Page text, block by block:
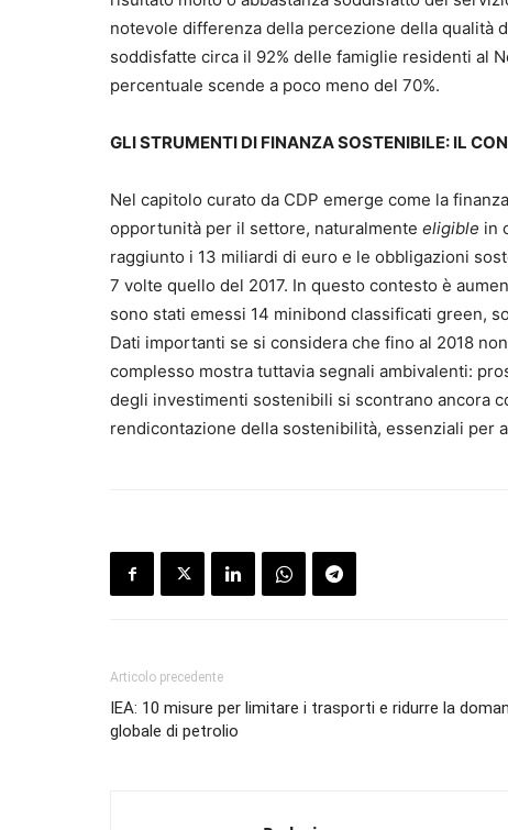
notevole differenza della percezione della qualità
soddisfatte circa il 92% delle famiglie residenti al
percentuale scende a poco meno del 70%.
GLI STRUMENTI DI FINANZA SOSTENIBILE: IL
Nel capitolo curato da CDP emerge come la
opportunità per il settore, naturalmente eligible in
raggiunto i 13 miliardi di euro e le obbligazioni
7 volte quello del 2017. In questo contesto è
sono stati emessi 14 minibond classificati green,
Dati importanti se si considera che fino al 2018
complesso mostra tuttavia segnali ambivalenti:
degli investimenti sostenibili si scontrano ancora
rendicontazione della sostenibilità, essenziali per
Articolo precedente
IEA: 10 misure per limitare i trasporti e ridurre la
globale di petrolio